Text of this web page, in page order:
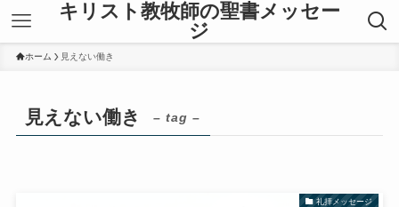
キリスト教牧師の聖書メッセー
ジ
ホーム 見えない働き
見えない働き – tag –
礼拝メッセージ